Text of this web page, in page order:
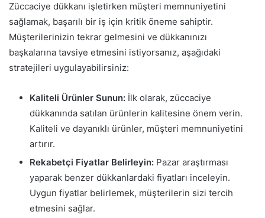
Züccaciye dükkanı işletirken müşteri memnuniyetini
sağlamak, başarılı bir iş için kritik öneme sahiptir.
Müşterilerinizin tekrar gelmesini ve dükkanınızı
başkalarına tavsiye etmesini istiyorsanız, aşağıdaki
stratejileri uygulayabilirsiniz:
Kaliteli Ürünler Sunun: İlk olarak, züccaciye
dükkanında satılan ürünlerin kalitesine önem verin.
Kaliteli ve dayanıklı ürünler, müşteri memnuniyetini
artırır.
Rekabetçi Fiyatlar Belirleyin: Pazar araştırması
yaparak benzer dükkanlardaki fiyatları inceleyin.
Uygun fiyatlar belirlemek, müşterilerin sizi tercih
etmesini sağlar.